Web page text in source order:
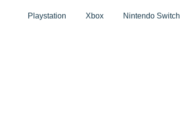
Playstation Xbox Nintendo Switch